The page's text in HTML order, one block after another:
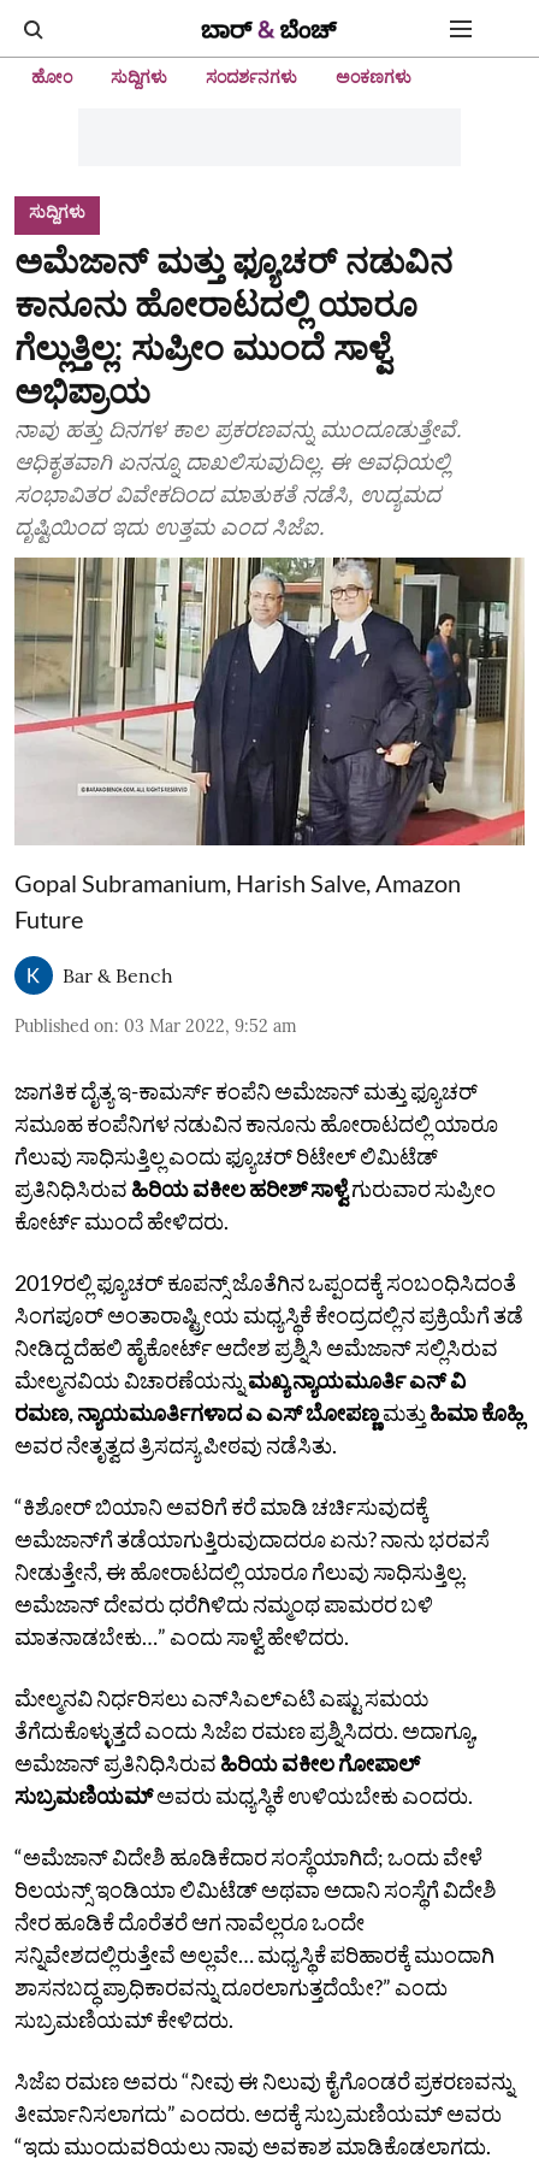
ಹೋಂ ಸುದ್ದಿಗಳು ಸಂದರ್ಶನಗಳು ಅಂಕಣಗಳು
ಸುದ್ದಿಗಳು
ಅಮೆಜಾನ್‌ ಮತ್ತು ಫ್ಯೂಚರ್‌ ನಡುವಿನ
ಕಾನೂನು ಹೋರಾಟದಲ್ಲಿ ಯಾರೂ
ಗೆಲ್ಲುತ್ತಿಲ್ಲ: ಸುಪ್ರೀಂ ಮುಂದೆ ಸಾಳ್ವೆ
ಅಭಿಪ್ರಾಯ
ನಾವು ಹತ್ತು ದಿನಗಳ ಕಾಲ ಪ್ರಕರಣವನ್ನು ಮುಂದೂಡುತ್ತೇವೆ.
ಆಧಿಕೃತವಾಗಿ ಏನನ್ನೂ ದಾಖಲಿಸುವುದಿಲ್ಲ. ಈ ಅವಧಿಯಲ್ಲಿ
ಸಂಭಾವಿತರ ವಿವೇಕದಿಂದ ಮಾತುಕತೆ ನಡೆಸಿ, ಉದ್ಯಮದ
ದೃಷ್ಟಿಯಿಂದ ಇದು ಉತ್ತಮ ಎಂದ ಸಿಜೆಐ.
Gopal Subramanium, Harish Salve, Amazon
Future
Bar & Bench
Published on: 03 Mar 2022, 9:52 am
ಜಾಗತಿಕ ದೈತ್ಯ ಇ-ಕಾಮರ್ಸ್‌ ಕಂಪೆನಿ ಅಮೆಜಾನ್‌ ಮತ್ತು ಫ್ಯೂಚರ್‌
ಸಮೂಹ ಕಂಪೆನಿಗಳ ನಡುವಿನ ಕಾನೂನು ಹೋರಾಟದಲ್ಲಿ ಯಾರೂ
ಗೆಲುವು ಸಾಧಿಸುತ್ತಿಲ್ಲ ಎಂದು ಫ್ಯೂಚರ್‌ ರಿಟೇಲ್‌ ಲಿಮಿಟೆಡ್‌
ಪ್ರತಿನಿಧಿಸಿರುವ ಹಿರಿಯ ವಕೀಲ ಹರೀಶ್‌ ಸಾಳ್ವೆಗುರುವಾರ ಸುಪ್ರೀಂ
ಕೋರ್ಟ್‌ ಮುಂದೆ ಹೇಳಿದರು.
2019ರಲ್ಲಿ ಫ್ಯೂಚರ್‌ ಕೂಪನ್ಸ್‌ ಜೊತೆಗಿನ ಒಪ್ಪಂದಕ್ಕೆ ಸಂಬಂಧಿಸಿದಂತೆ
ಸಿಂಗಪೂರ್‌ ಅಂತಾರಾಷ್ಟ್ರೀಯ ಮಧ್ಯಸ್ಥಿಕೆ ಕೇಂದ್ರದಲ್ಲಿನ ಪ್ರಕ್ರಿಯೆಗೆ ತಡೆ
ನೀಡಿದ್ದ ದೆಹಲಿ ಹೈಕೋರ್ಟ್‌ ಆದೇಶ ಪ್ರಶ್ನಿಸಿ ಅಮೆಜಾನ್‌ ಸಲ್ಲಿಸಿರುವ
ಮೇಲ್ಮನವಿಯ ವಿಚಾರಣೆಯನ್ನುಮಖ್ಯ ನ್ಯಾಯಮೂರ್ತಿ ಎನ್‌ ವಿ
ರಮಣ, ನ್ಯಾಯಮೂರ್ತಿಗಳಾದ ಎ ಎಸ್‌ ಬೋಪಣ್ಣಮತ್ತು ಹಿಮಾ ಕೊಹ್ಲಿ
ಅವರ ನೇತೃತ್ವದ ತ್ರಿಸದಸ್ಯ ಪೀಠವು ನಡೆಸಿತು.
“ಕಿಶೋರ್‌ ಬಿಯಾನಿ ಅವರಿಗೆ ಕರೆ ಮಾಡಿ ಚರ್ಚಿಸುವುದಕ್ಕೆ
ಅಮೆಜಾನ್‌ಗೆ ತಡೆಯಾಗುತ್ತಿರುವುದಾದರೂ ಏನು? ನಾನು ಭರವಸೆ
ನೀಡುತ್ತೇನೆ, ಈ ಹೋರಾಟದಲ್ಲಿ ಯಾರೂ ಗೆಲುವು ಸಾಧಿಸುತ್ತಿಲ್ಲ.
ಅಮೆಜಾನ್‌ ದೇವರು ಧರೆಗಿಳಿದು ನಮ್ಮಂಥ ಪಾಮರರ ಬಳಿ
ಮಾತನಾಡಬೇಕು…” ಎಂದು ಸಾಳ್ವೆ ಹೇಳಿದರು.
ಮೇಲ್ಮನವಿ ನಿರ್ಧರಿಸಲು ಎನ್‌ಸಿಎಲ್‌ಎಟಿ ಎಷ್ಟು ಸಮಯ
ತೆಗೆದುಕೊಳ್ಳುತ್ತದೆ ಎಂದು ಸಿಜೆಐ ರಮಣ ಪ್ರಶ್ನಿಸಿದರು. ಅದಾಗ್ಯೂ,
ಅಮೆಜಾನ್‌ ಪ್ರತಿನಿಧಿಸಿರುವ ಹಿರಿಯ ವಕೀಲ ಗೋಪಾಲ್‌
ಸುಬ್ರಮಣಿಯಮ್‌ಅವರು ಮಧ್ಯಸ್ಥಿಕೆ ಉಳಿಯಬೇಕು ಎಂದರು.
“ಅಮೆಜಾನ್‌ ವಿದೇಶಿ ಹೂಡಿಕೆದಾರ ಸಂಸ್ಥೆಯಾಗಿದೆ; ಒಂದು ವೇಳೆ
ರಿಲಯನ್ಸ್‌ ಇಂಡಿಯಾ ಲಿಮಿಟೆಡ್‌ ಅಥವಾ ಅದಾನಿ ಸಂಸ್ಥೆಗೆ ವಿದೇಶಿ
ನೇರ ಹೂಡಿಕೆ ದೊರೆತರೆ ಆಗ ನಾವೆಲ್ಲರೂ ಒಂದೇ
ಸನ್ನಿವೇಶದಲ್ಲಿರುತ್ತೇವೆ ಅಲ್ಲವೇ… ಮಧ್ಯಸ್ಥಿಕೆ ಪರಿಹಾರಕ್ಕೆ ಮುಂದಾಗಿ
ಶಾಸನಬದ್ಧ ಪ್ರಾಧಿಕಾರವನ್ನು ದೂರಲಾಗುತ್ತದೆಯೇ?” ಎಂದು
ಸುಬ್ರಮಣಿಯಮ್‌ ಕೇಳಿದರು.
ಸಿಜೆಐ ರಮಣ ಅವರು “ನೀವು ಈ ನಿಲುವು ಕೈಗೊಂಡರೆ ಪ್ರಕರಣವನ್ನು
ತೀರ್ಮಾನಿಸಲಾಗದು” ಎಂದರು. ಅದಕ್ಕೆ ಸುಬ್ರಮಣಿಯಮ್‌ ಅವರು
“ಇದು ಮುಂದುವರಿಯಲು ನಾವು ಅವಕಾಶ ಮಾಡಿಕೊಡಲಾಗದು.